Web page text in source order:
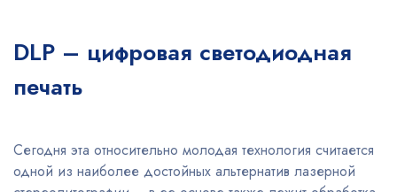
DLP – цифровая светодиодная
печать
Сегодня эта относительно молодая технология считается
одной из наиболее достойных альтернатив лазерной